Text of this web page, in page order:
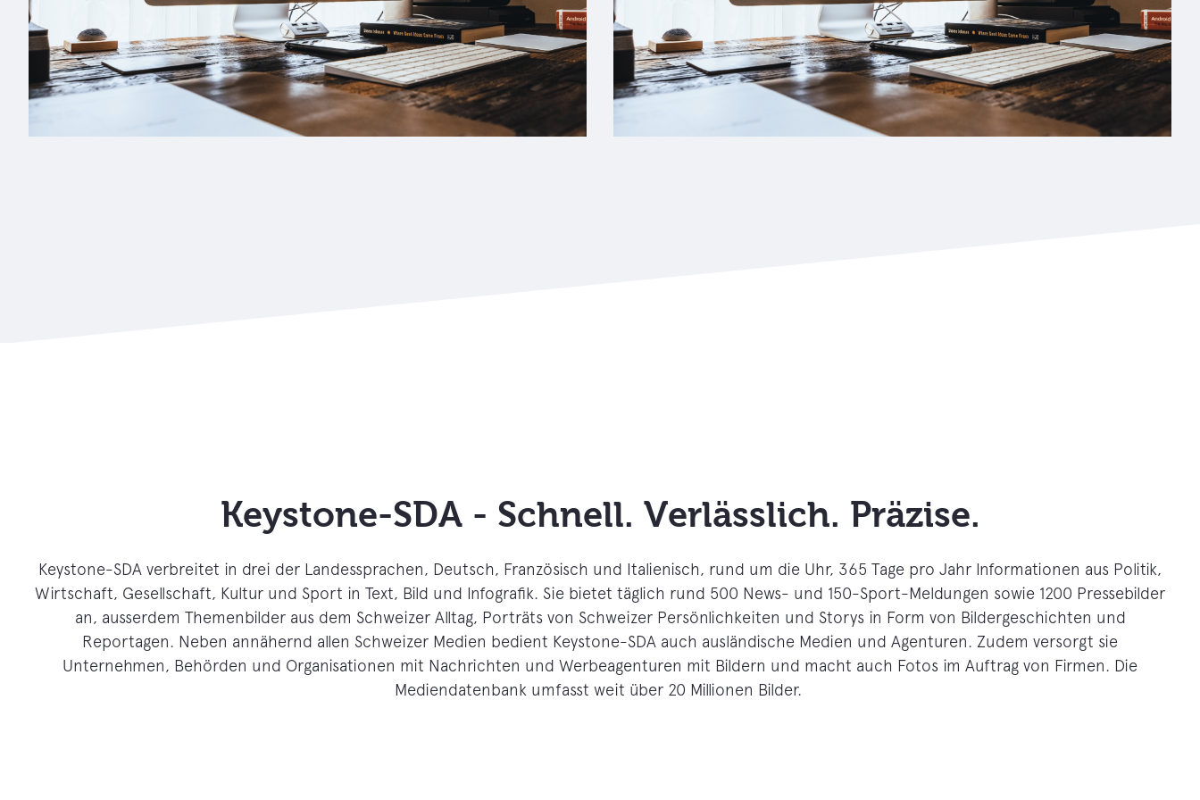
Keystone-SDA - Schnell. Verlässlich. Präzise.
Keystone-SDA verbreitet in drei der Landessprachen, Deutsch, Französisch und Italienisch, rund um die Uhr, 365 Tage pro Jahr Informationen aus Politik,
Wirtschaft, Gesellschaft, Kultur und Sport in Text, Bild und Infografik. Sie bietet täglich rund 500 News- und 150-Sport-Meldungen sowie 1200 Pressebilder
an, ausserdem Themenbilder aus dem Schweizer Alltag, Porträts von Schweizer Persönlichkeiten und Storys in Form von Bildergeschichten und
Reportagen. Neben annähernd allen Schweizer Medien bedient Keystone-SDA auch ausländische Medien und Agenturen. Zudem versorgt sie
Unternehmen, Behörden und Organisationen mit Nachrichten und Werbeagenturen mit Bildern und macht auch Fotos im Auftrag von Firmen. Die
Mediendatenbank umfasst weit über 20 Millionen Bilder.